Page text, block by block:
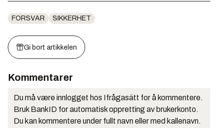
FORSVAR SIKKERHET
Gi bort artikkelen
Kommentarer
Du må være innlogget hos Ifrågasätt for å kommentere.
Bruk BankID for automatisk oppretting av brukerkonto.
Du kan kommentere under fullt navn eller med kallenavn.